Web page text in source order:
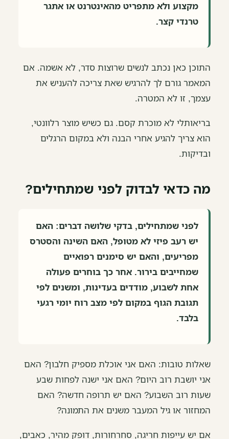
מקצוע ולא מתפריט מהאינטרנט או אתגר
טרנדי קצר.
התוכן כאן נכתב לנשים שרוצות סדר, לא אשמה. אם
המאמר גורם לך להרגיש שאת צריכה להעניש את
עצמך, זו לא המטרה.
בריאותלי לא מוכרת קסם. גם כשיש מוצר רלוונטי,
הוא צריך להגיע אחרי הבנה ולא במקום הרגלים
ובדיקות.
מה כדאי לבדוק לפני שמתחילים?
לפני שמתחילים, בדקי שלושה דברים: האם
יש רעב פיזי לא מטופל, האם השינה והסטרס
מפריעים, והאם יש סימנים רפואיים
שמחייבים בירור. אחר כך בוחרים פעולה
אחת לשבוע, מודדים בעדינות, ומשנים לפי
תגובת הגוף במקום לפי מצב רוח יומי רגעי
בלבד.
שאלות טובות: האם אני אוכלת מספיק חלבון? האם
אני יושבת רוב היום? האם אני ישנה לפחות שבע
שעות רוב השבוע? האם יש תרופה חדשה? האם
המחזור או גיל המעבר משנים את התמונה?
אם יש עייפות חריגה, סחרחורות, דופק מהיר, כאבים,